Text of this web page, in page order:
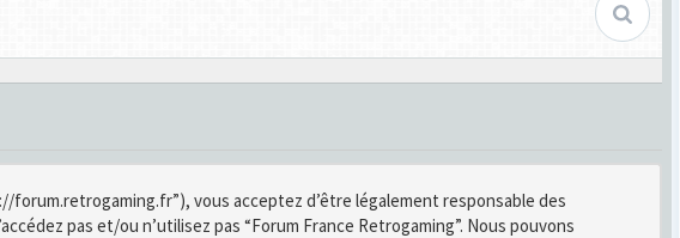
forum.retrogaming.fr”), vous acceptez d’être légalement responsable des
pas et/ou n’utilisez pas “Forum France Retrogaming”. Nous pouvons